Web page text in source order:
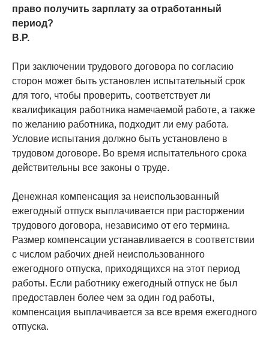
право получить зарплату за отработанный
период?
В.Р.
При заключении трудового договора по согласию
сторон может быть установлен испытательный срок
для того, чтобы проверить, соответствует ли
квалификация работника намечаемой работе, а также
по желанию работника, подходит ли ему работа.
Условие испытания должно быть установлено в
трудовом договоре. Во время испытательного срока
действительны все законы о труде.
Денежная компенсация за неиспользованный
ежегодный отпуск выплачивается при расторжении
трудового договора, независимо от его термина.
Размер компенсации устанавливается в соответствии
с числом рабочих дней неиспользованного
ежегодного отпуска, приходящихся на этот период
работы. Если работнику ежегодный отпуск не был
предоставлен более чем за один год работы,
компенсация выплачивается за все время ежегодного
отпуска.